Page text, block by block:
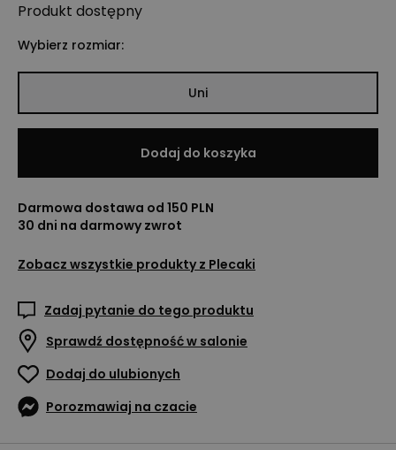
Produkt dostępny
Wybierz rozmiar:
Uni
Dodaj do koszyka
Darmowa dostawa od 150 PLN
30 dni na darmowy zwrot
Zobacz wszystkie produkty z Plecaki
Zadaj pytanie do tego produktu
Sprawdź dostępność w salonie
Dodaj do ulubionych
Porozmawiaj na czacie